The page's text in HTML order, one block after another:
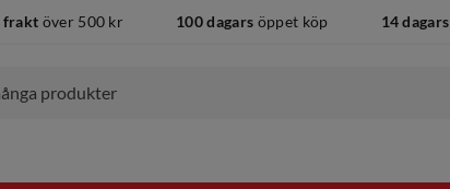
frakt över 500 kr 100 dagars öppet köp 14 dagars